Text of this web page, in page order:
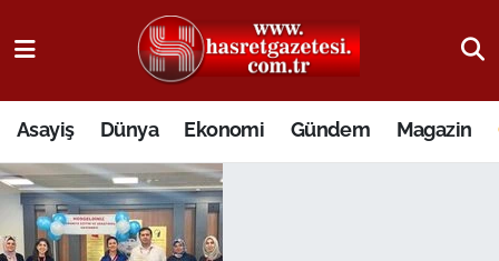
Asayiş Dünya Ekonomi Gündem Magazin
Osmaniye Nöbetçi Eczaneler
Osmaniye Hava Durumu
Osmaniye Trafik Yoğunluk Haritası
Süper Lig Puan Durumu ve Fikstür